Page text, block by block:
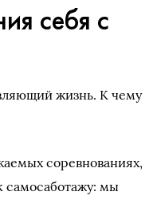
себя с
жизнь. К чему
соревнованиях,
самосаботажу: мы